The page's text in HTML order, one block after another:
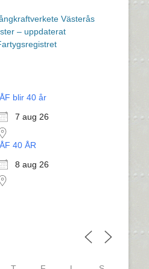
Västerås
– uppdaterat
blir 40 år
7 aug 26
40 ÅR
8 aug 26